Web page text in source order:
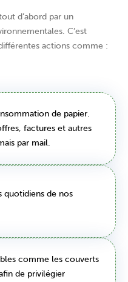
d’abord par un
C’est
actions comme :
de papier.
factures et autres
par mail.
quotidiens de nos
comme les couverts
de privilégier